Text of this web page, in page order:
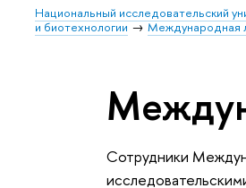
Национальный исследовательский
и биотехнологии
Международная
Сотрудники